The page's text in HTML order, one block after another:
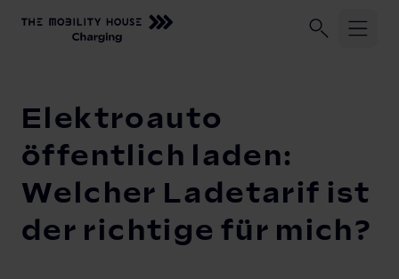
Shop
SALE %
Lagerdeals %
Lösungen und Services
Abrechnungsmanagement
ChargeLine
Elektroauto
öffentlich laden:
Welcher Ladetarif ist
der richtige für mich?